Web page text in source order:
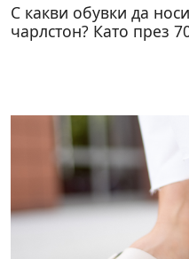
С какви обувки да
чарлстон? Като през